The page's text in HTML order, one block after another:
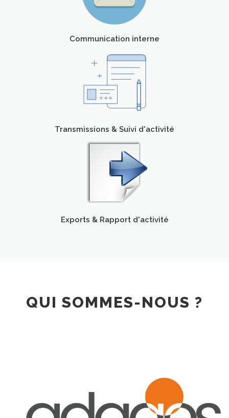
Communication interne
Transmissions & Suivi d'activité
Exports & Rapport d'activité
QUI SOMMES-NOUS ?